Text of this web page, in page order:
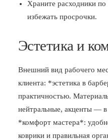
Храните расходники
избежать просрочки.
Эстетика и
Внешний вид рабочего
клиента: *эстетика в
практичностью.
нейтральные, акценты —
*комфорт мастера*:
коврики и правильная